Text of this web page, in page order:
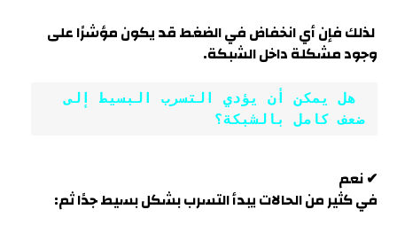
لذلك فإن أي انخفاض في الضغط قد يكون مؤشرًا على
وجود مشكلة داخل الشبكة.
هل يمكن أن يؤدي التسرب البسيط إلى
ضعف كامل بالشبكة؟
✔ نعم
في كثير من الحالات يبدأ التسرب بشكل بسيط جدًا ثم: